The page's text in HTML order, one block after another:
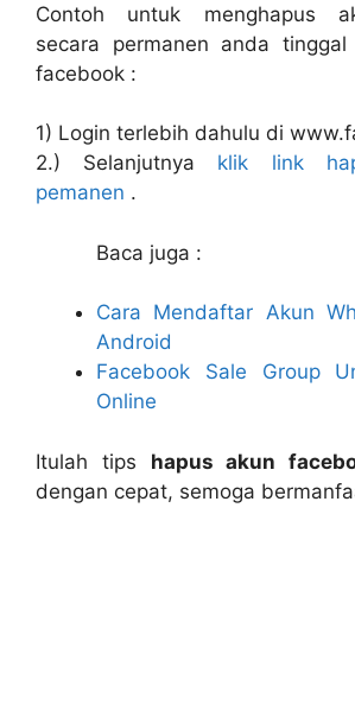
Contoh untuk menghapus
secara permanen anda
facebook :
1) Login terlebih dahulu di
2.) Selanjutnya klik link
pemanen .
Baca juga :
Cara Mendaftar Akun
Android
Facebook Sale Group
Online
Itulah tips hapus akun
dengan cepat, semoga